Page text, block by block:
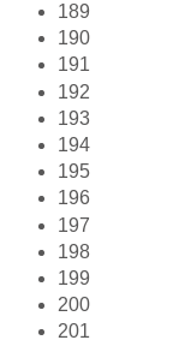
189
190
191
192
193
194
195
196
197
198
199
200
201